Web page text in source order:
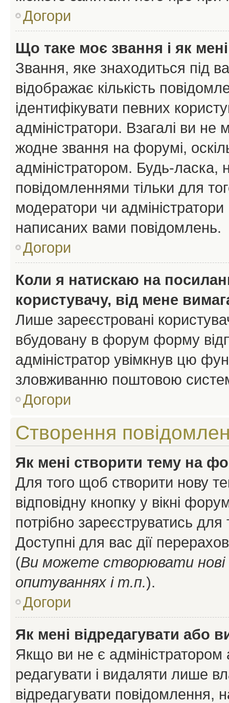
Догори
Що таке моє звання і як
Звання, яке знаходиться під
відображає кількість
ідентифікувати певних
адміністратори. Взагалі ви
жодне звання на форумі,
адміністратором. Будь-
повідомленнями тільки для
модератори чи
написаних вами повідомлень.
Догори
Коли я натискаю на
користувачу, від мене
Лише зареєстровані
вбудовану в форум форму
адміністратор увімкнув цю
зловживанню поштовою
Догори
Створення
Як мені створити тему на
Для того щоб створити нову
відповідну кнопку у вікні
потрібно зареєструватись
Доступні для вас дії
(Ви можете створювати
опитуваннях і т.п.).
Догори
Як мені відредагувати або
Якщо ви не є
редагувати і видаляти лише
відредагувати повідомлення,